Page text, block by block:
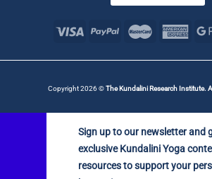
Copyright 2026 ©The Kundalini Research Institute.
Sign up to our newsletter and
exclusive Kundalini Yoga
resources to support your